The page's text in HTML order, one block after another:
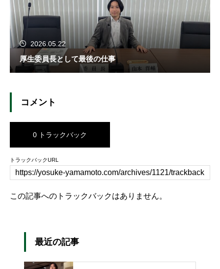
2026.05.22
厚生委員長として最後の仕事
コメント
0 トラックバック
トラックバックURL
この記事へのトラックバックはありません。
最近の記事